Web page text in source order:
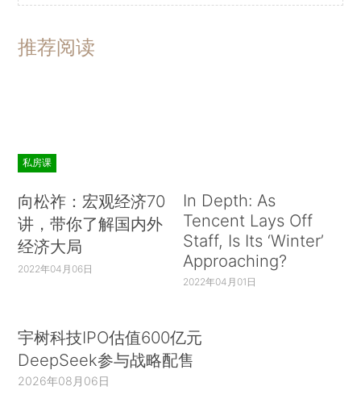
推荐阅读
私房课
向松祚：宏观经济70
讲，带你了解国内外
经济大局
2022年04月06日
In Depth: As
Tencent Lays Off
Staff, Is Its ‘Winter’
Approaching?
2022年04月01日
宇树科技IPO估值600亿元
DeepSeek参与战略配售
2026年08月06日